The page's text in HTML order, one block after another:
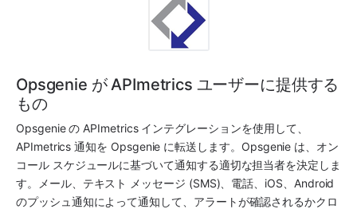
Opsgenie が APImetrics ユーザーに提供する
もの
Opsgenie の APImetrics インテグレーションを使用して、
APImetrics 通知を Opsgenie に転送します。 Opsgenie は、オン
コール スケジュールに基づいて通知する適切な担当者を決定しま
す。メール、テキスト メッセージ (SMS)、電話、iOS、Android
のプッシュ通知によって通知して、アラートが確認されるかクロ